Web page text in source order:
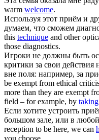
warm welcome.
Используя этот приём и
думаем, что сможем
this technique and other
those diagnostics.
Игроки не должны быть
критики за свои действия
вне поля: например, за
be exempt from ethical
more than they are exempt
field – for example, by taking
Если хотите устроить
большом зале, или в
reception to be here, we can